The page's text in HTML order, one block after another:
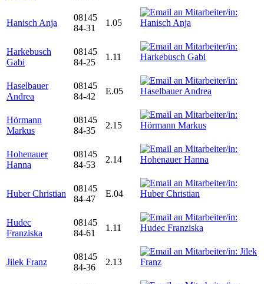
Hanisch Anja
08145
84-31
1.05
Harkebusch
Gabi
08145
84-25
1.11
Haselbauer
Andrea
08145
84-42
E.05
Hörmann
Markus
08145
84-35
2.15
Hohenauer
Hanna
08145
84-53
2.14
Huber Christian
08145
84-47
E.04
Hudec
Franziska
08145
84-61
1.11
Jilek Franz
08145
84-36
2.13